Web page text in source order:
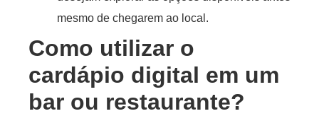
mesmo de chegarem ao local.
Como utilizar o
cardápio digital em um
bar ou restaurante?